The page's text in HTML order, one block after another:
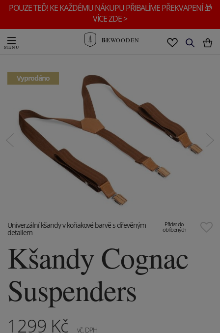
POUZE TEĎ! KE KAŽDÉMU NÁKUPU PŘIBALÍME PŘEKVAPENÍ 🎁
VÍCE ZDE >
BEWOODEN
Vyprodáno
Přidat do
oblíbených
Univerzální kšandy v koňakové barvě s dřevěným
detailem
Kšandy Cognac
Suspenders
1299 Kč vč. DPH